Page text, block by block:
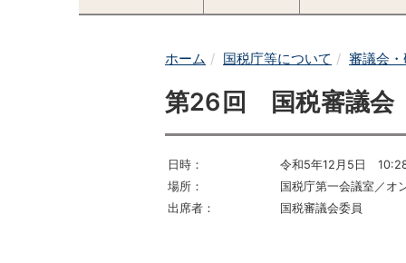
ホーム 国税庁等について 審議会
第26回 国税審議
日時：
令和5年12月5日
場所：
国税庁第一会議室／オ
出席者：
国税審議会委員